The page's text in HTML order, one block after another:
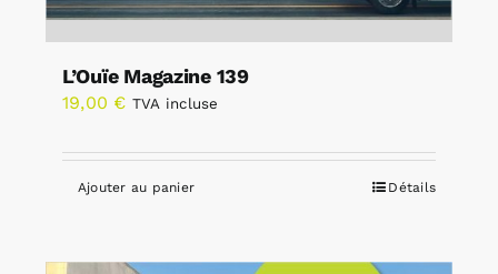
L’Ouïe Magazine 139
19,00 € TVA incluse
Ajouter au panier Détails